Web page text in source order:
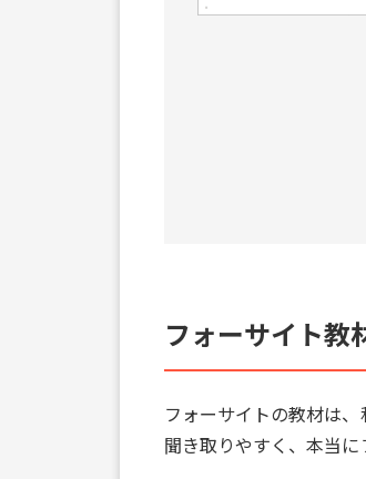
フォーサイト教
フォーサイトの教材は
聞き取りやすく、本当に